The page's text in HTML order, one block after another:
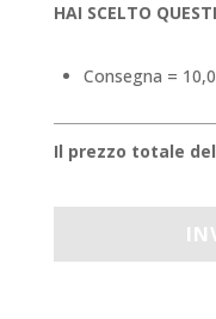
HAI SCELTO
Consegna =
Il prezzo totale